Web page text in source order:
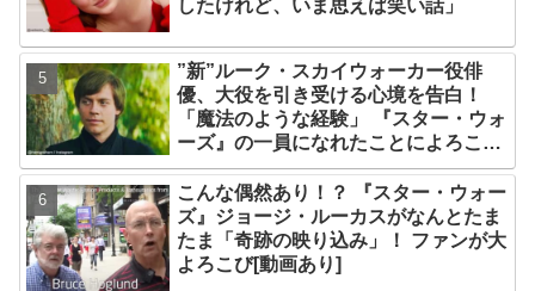
したけれど、いま思えば笑い話」
”新”ルーク・スカイウォーカー役俳
優、大役を引き受ける心境を告白！
「魔法のような経験」 『スター・ウォ
ーズ』の一員になれたことによろこび
爆発
こんな偶然あり！？ 『スター・ウォー
ズ』ジョージ・ルーカスがなんとたま
たま「奇跡の映り込み」！ ファンが大
よろこび[動画あり]